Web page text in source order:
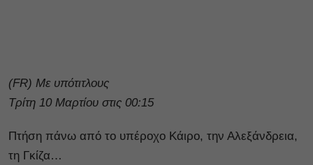
(FR) Με υπότιτλους
Τρίτη 10 Μαρτίου στις 00:15
Πτήση πάνω από το υπέροχο Κάιρο, την Αλεξάνδρεια,
τη Γκίζα…